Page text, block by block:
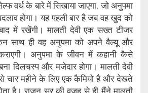
वर्थ के बारे में सिखाया जाएगा, जो अनुपमा
होगा। यह पहली बार है जब वह खुद को
में रखेंगी। मालती देवी एक सख्त टीजर
साथ ही वह अनुपमा को अपने वैल्यू और
अनुपमा के जीवन में कहानी कैसे
दिलचस्प और मजेदार होगा। मालती देवी
से चार महीने के लिए एक कैमियो है और देखते